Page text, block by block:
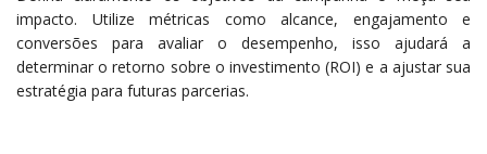
impacto. Utilize métricas como alcance, engajamento e
conversões para avaliar o desempenho, isso ajudará a
determinar o retorno sobre o investimento (ROI) e a ajustar sua
estratégia para futuras parcerias.